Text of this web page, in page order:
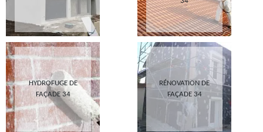
HYDROFUGE DE
FAÇADE 34
RÉNOVATION DE
FAÇADE 34